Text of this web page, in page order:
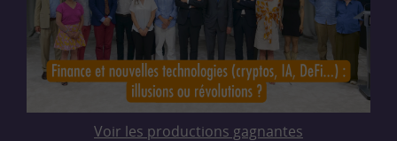
Voir les productions gagnantes